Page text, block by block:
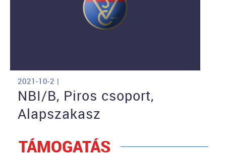
2021-10-2 |
NBI/B, Piros csoport,
Alapszakasz
TÁMOGATÁS